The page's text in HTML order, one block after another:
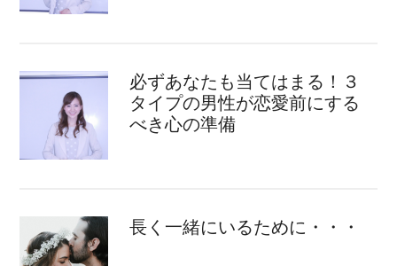
必ずあなたも当てはまる！３
タイプの男性が恋愛前にする
べき心の準備
長く一緒にいるために・・・